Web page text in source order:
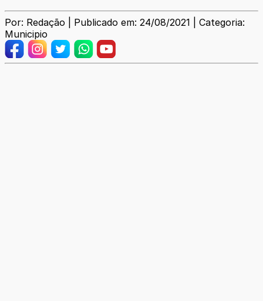
Por: Redação | Publicado em: 24/08/2021 | Categoria:
Municipio